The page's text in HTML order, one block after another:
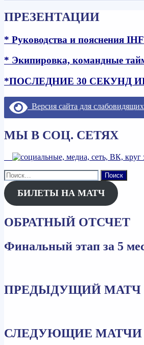
ПРЕЗЕНТАЦИИ
* Руководства и пояснения
* Экипировка, командные
*ПОСЛЕДНИЕ 30 СЕКУНД
Версия сайта для слабовидящих
МЫ В СОЦ. СЕТЯХ
Найти:
БИЛЕТЫ НА МАТЧ
ОБРАТНЫЙ ОТСЧЕТ
Финальный этап за 5
ПРЕДЫДУЩИЙ МАТЧ
СЛЕДУЮЩИЕ МАТЧИ